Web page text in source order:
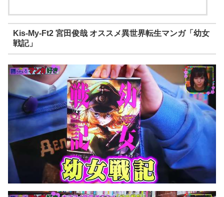
Kis-My-Ft2 宮田俊哉 オススメ異世界転生マンガ「幼女
戦記」